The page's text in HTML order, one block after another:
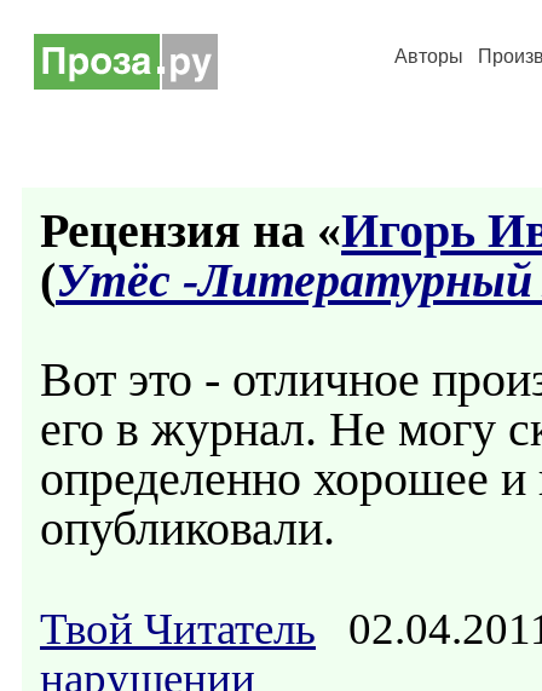
Авторы
Рецензия на «Игорь
(Утёс -
Вот это - отличное
его в журнал. Не могу
определенно хорошее и
опубликовали.
Твой Читатель
нарушении